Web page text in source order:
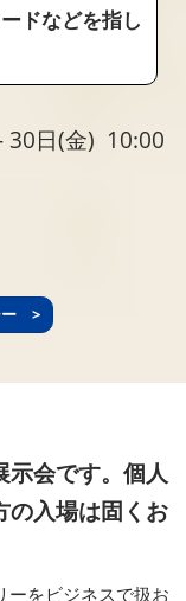
ドなどを指し
30日(金) 10:00
ー >
示会です。個人
の入場は固くお
ーをビジネスで扱お